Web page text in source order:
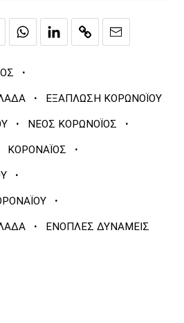
·
· ΕΞΑΠΛΩΣΗ ΚΟΡΩΝΟΪΟΥ
· ΝΕΟΣ ΚΟΡΩΝΟΪΟΣ ·
ΚΟΡΟΝΑΪΟΣ ·
·
·
· ΕΝΟΠΛΕΣ ΔΥΝΑΜΕΙΣ